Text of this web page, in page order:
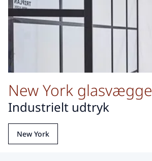
New York glasvægge
Industrielt udtryk
New York